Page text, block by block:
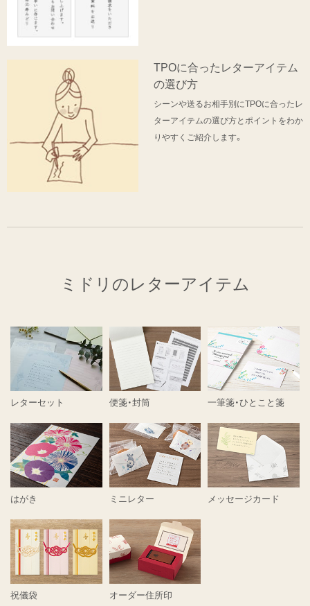
TPOに合ったレターアイテム
の選び方
シーンや送るお相手別にTPOに合ったレ
ターアイテムの選び方とポイントをわか
りやすくご紹介します。
ミドリのレターアイテム
レターセット 便箋・封筒 一筆箋・ひとこと箋
はがき ミニレター メッセージカード
祝儀袋 オーダー住所印